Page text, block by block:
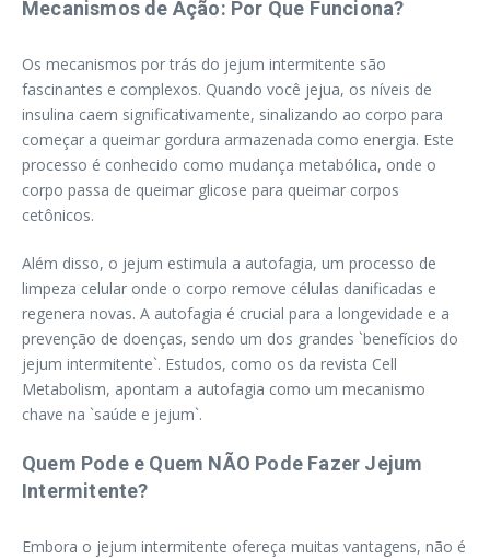
Mecanismos de Ação: Por Que Funciona?
Os mecanismos por trás do jejum intermitente são
fascinantes e complexos. Quando você jejua, os níveis de
insulina caem significativamente, sinalizando ao corpo para
começar a queimar gordura armazenada como energia. Este
processo é conhecido como mudança metabólica, onde o
corpo passa de queimar glicose para queimar corpos
cetônicos.
Além disso, o jejum estimula a autofagia, um processo de
limpeza celular onde o corpo remove células danificadas e
regenera novas. A autofagia é crucial para a longevidade e a
prevenção de doenças, sendo um dos grandes `benefícios do
jejum intermitente`. Estudos, como os da revista Cell
Metabolism, apontam a autofagia como um mecanismo
chave na `saúde e jejum`.
Quem Pode e Quem NÃO Pode Fazer Jejum
Intermitente?
Embora o jejum intermitente ofereça muitas vantagens, não é